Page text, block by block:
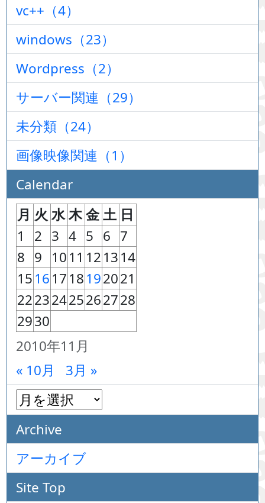
vc++（4）
windows（23）
Wordpress（2）
サーバー関連（29）
未分類（24）
画像映像関連（1）
Calendar
2010年11月
月 火 水木金 土 日
1
2 3 4 5 6 7
8 9 1011 121314
15161718192021
22232425262728
2930
« 10月 3月 »
Archive
アーカイブ
Site Top